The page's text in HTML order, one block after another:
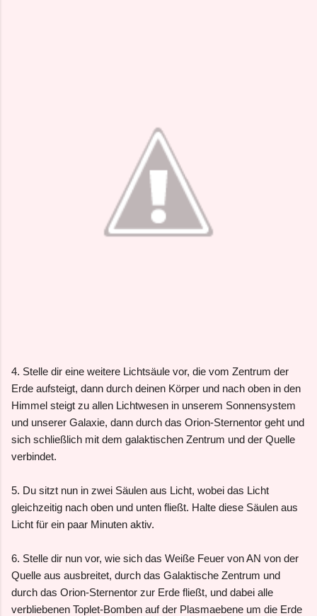
4. Stelle dir eine weitere Lichtsäule vor, die vom Zentrum der
Erde aufsteigt, dann durch deinen Körper und nach oben in den
Himmel steigt zu allen Lichtwesen in unserem Sonnensystem
und unserer Galaxie, dann durch das Orion-Sternentor geht und
sich schließlich mit dem galaktischen Zentrum und der Quelle
verbindet.
5. Du sitzt nun in zwei Säulen aus Licht, wobei das Licht
gleichzeitig nach oben und unten fließt. Halte diese Säulen aus
Licht für ein paar Minuten aktiv.
6. Stelle dir nun vor, wie sich das Weiße Feuer von AN von der
Quelle aus ausbreitet, durch das Galaktische Zentrum und
durch das Orion-Sternentor zur Erde fließt, und dabei alle
verbliebenen Toplet-Bomben auf der Plasmaebene um die Erde